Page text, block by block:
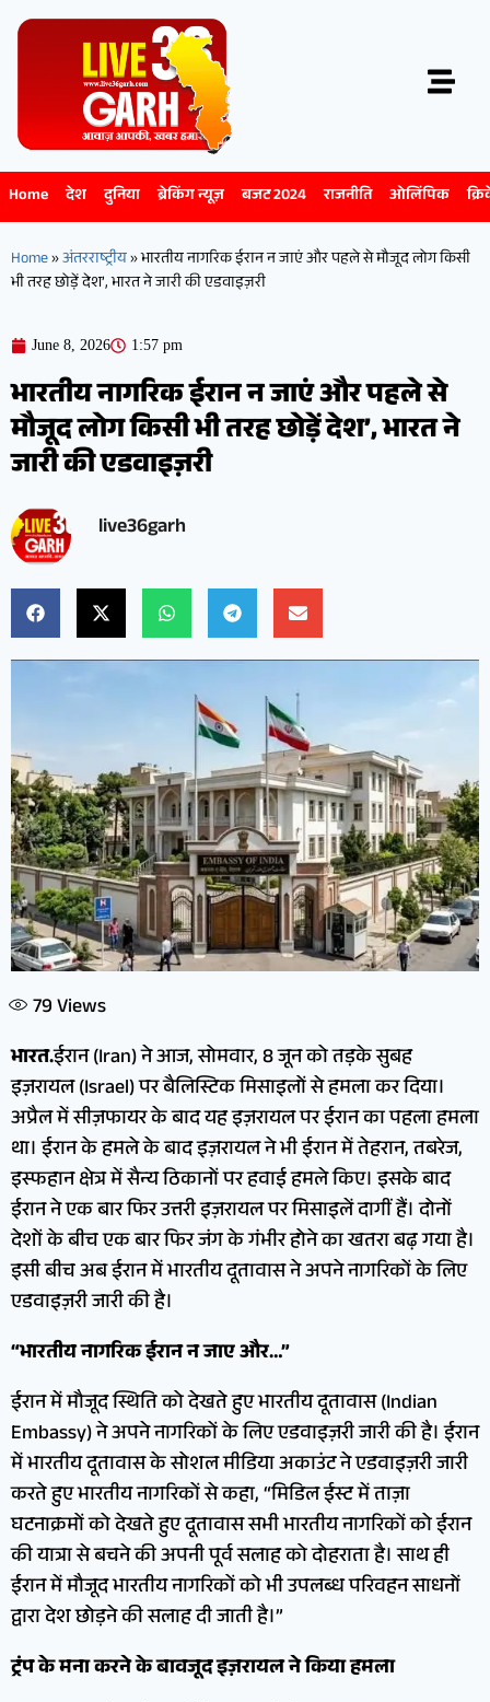
Home देश दुनिया ब्रेकिंग न्यूज़ बजट 2024 राजनीति ओलिंपिक
Home»अंतरराष्ट्रीय»भारतीय नागरिक ईरान न जाएं और पहले से मौजूद लोग किसी
भी तरह छोड़ें देश’, भारत ने जारी की एडवाइज़री
June 8, 2026 1:57 pm
भारतीय नागरिक ईरान न जाएं और पहले से
मौजूद लोग किसी भी तरह छोड़ें देश’, भारत ने
जारी की एडवाइज़री
live36garh
79Views
भारत.ईरान (Iran) ने आज, सोमवार, 8 जून को तड़के सुबह
इज़रायल (Israel) पर बैलिस्टिक मिसाइलों से हमला कर दिया।
अप्रैल में सीज़फायर के बाद यह इज़रायल पर ईरान का पहला हमला
था। ईरान के हमले के बाद इज़रायल ने भी ईरान में तेहरान, तबरेज,
इस्फहान क्षेत्र में सैन्य ठिकानों पर हवाई हमले किए। इसके बाद
ईरान ने एक बार फिर उत्तरी इज़रायल पर मिसाइलें दागीं हैं। दोनों
देशों के बीच एक बार फिर जंग के गंभीर होने का खतरा बढ़ गया है।
इसी बीच अब ईरान में भारतीय दूतावास ने अपने नागरिकों के लिए
एडवाइज़री जारी की है।
“भारतीय नागरिक ईरान न जाए और…”
ईरान में मौजूद स्थिति को देखते हुए भारतीय दूतावास (Indian
Embassy) ने अपने नागरिकों के लिए एडवाइज़री जारी की है। ईरान
में भारतीय दूतावास के सोशल मीडिया अकाउंट ने एडवाइज़री जारी
करते हुए भारतीय नागरिकों से कहा, “मिडिल ईस्ट में ताज़ा
घटनाक्रमों को देखते हुए दूतावास सभी भारतीय नागरिकों को ईरान
की यात्रा से बचने की अपनी पूर्व सलाह को दोहराता है। साथ ही
ईरान में मौजूद भारतीय नागरिकों को भी उपलब्ध परिवहन साधनों
द्वारा देश छोड़ने की सलाह दी जाती है।”
ट्रंप के मना करने के बावजूद इज़रायल ने किया हमला